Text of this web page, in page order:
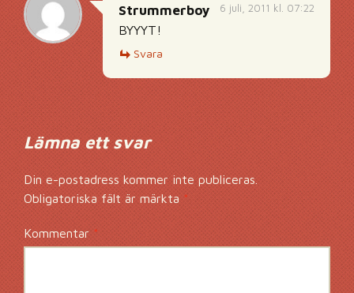
6 juli, 2011 kl. 07:22
Strummerboy
BYYYT!
Svara
Lämna ett svar
Din e-postadress kommer inte publiceras.
Obligatoriska fält är märkta*
Kommentar*